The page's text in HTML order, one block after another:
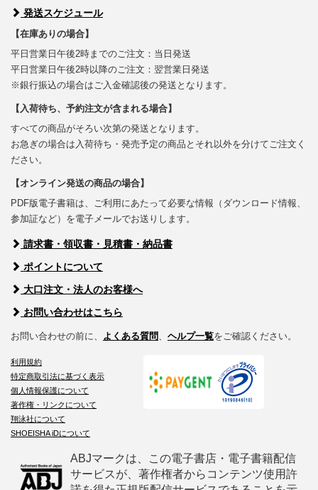
発送スケジュール
【在庫ありの場合】
平日営業日午後2時までのご注文：当日発送
平日営業日午後2時以降のご注文：翌営業日発送
※銀行振込の場合はご入金確認後の発送となります。
【入荷待ち、予約注文が含まれる場合】
すべての商品がそろい次第の発送となります。
お急ぎの場合は入荷待ち・発売予定の商品とそれ以外を分けてご注文く
ださい。
【オンライン発送の商品の場合】
PDF版電子書籍は、ご利用にあたって必要な情報（ダウンロード情報、
参加証など）を電子メールでお送りします。
請求書・領収書・見積書・納品書
ポイントについて
大口注文・法人のお客様へ
お問い合わせはこちら
お問い合わせの前に、 よくある質問、 ヘルプ一覧をご確認ください。
利用規約
特定商取引法に基づく表示
個人情報保護について
著作権・リンクについて
翔泳社について
SHOEISHA iDについて
ABJマークは、この電子書店・電子書籍配信
サービスが、著作権者からコンテンツ使用許